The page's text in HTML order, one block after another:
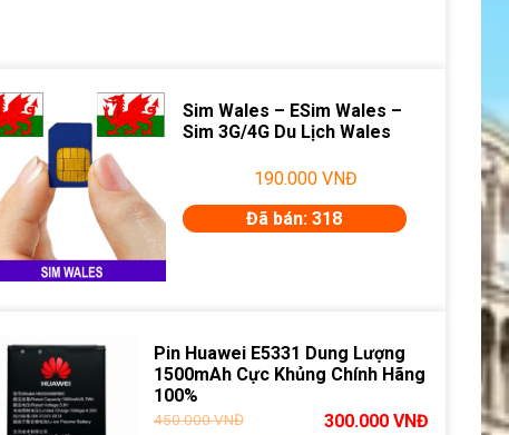
Sim Wales – ESim Wales –
Sim 3G/4G Du Lịch Wales
190.000 VNĐ
Đã bán: 318
Pin Huawei E5331 Dung Lượng
1500mAh Cực Khủng Chính Hãng
100%
450.000VNĐ 300.000 VNĐ